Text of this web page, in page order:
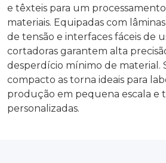
e têxteis para um
materiais. Equipadas com
de tensão e interfaces fáceis de
cortadoras garantem alta
desperdício mínimo de material.
compacto as torna ideais para
produção em pequena escala e
personalizadas.